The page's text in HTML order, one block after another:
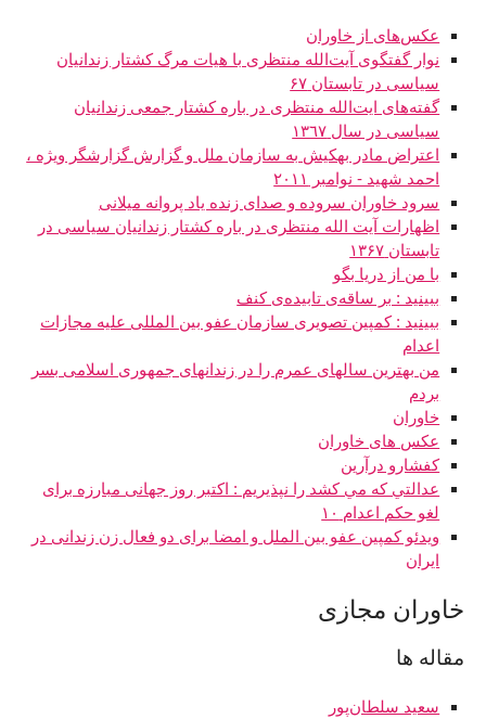
عکس‌های از خاوران
نوار گفتگوی آیت‌الله منتظری با هیات مرگ کشتار زندانیان
سیاسی در تابستان ۶۷
گفته‌های ایت‌الله منتظری در باره کشتار جمعی زندانیان
سیاسی در سال ١٣٦٧
اعتراض مادر بهکیش به سازمان ملل و گزارش گزارشگر ویژه ،
احمد شهید - نوامبر ۲۰۱۱
سرود خاوران سروده و صدای زنده یاد پروانه میلانی
اظهارات آیت الله منتظری در باره کشتار زندانیان سیاسی در
تابستان ۱۳۶۷
با من از دریا بگو
ببینید : بر ساقه‌ی تابیده‌ی کنف
ببینید : کمپین تصویری سازمان عفو بین المللی علیه مجازات
اعدام
من بهترین سالهای عمرم را در زندانهای جمهوری اسلامی بسر
بردم
خاوران
عکس های خاوران
کفشارو درآرین
عدالتي که مي کشد را نپذيريم : اکتبر روز جهانی مبارزه برای
لغو حکم اعدام ١٠
ویدئو کمپين عفو بين الملل و امضا برای دو فعال زن زندانی در
ایران
خاوران مجازی
مقاله ها
سعید سلطان‌پور